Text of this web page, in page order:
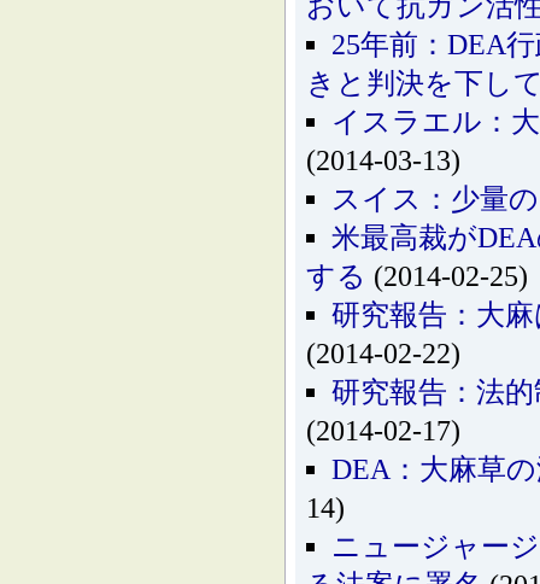
25年前：DEA
きと判決を下し
イスラエル：
(2014-03-13)
スイス：少量
米最高裁が
する (2014-02-25)
研究報告：大
(2014-02-22)
研究報告：法
(2014-02-17)
DEA：大麻草
14)
ニュージャー